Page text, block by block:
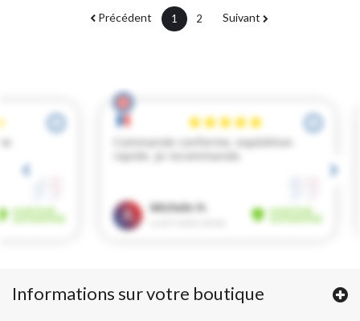
Précédent 1 2 Suivant
Informations sur votre boutique